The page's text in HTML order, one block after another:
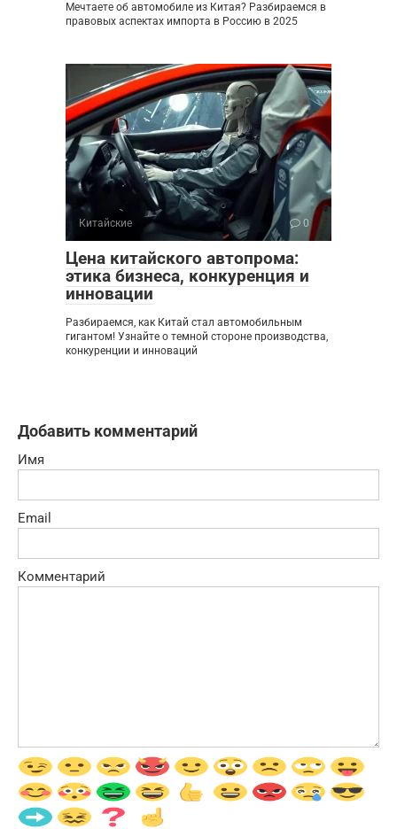
Мечтаете об автомобиле из Китая? Разбираемся в
правовых аспектах импорта в Россию в 2025
Китайские 0
Цена китайского автопрома:
этика бизнеса, конкуренция и
инновации
Разбираемся, как Китай стал автомобильным
гигантом! Узнайте о темной стороне производства,
конкуренции и инноваций
Добавить комментарий
Имя
Email
Комментарий